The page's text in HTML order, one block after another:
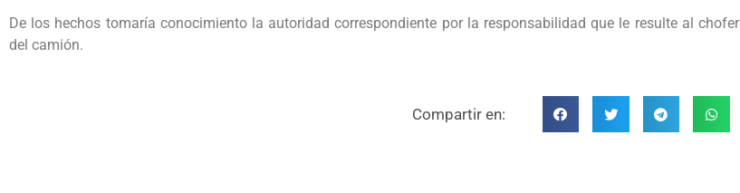
De los hechos tomaría conocimiento la autoridad correspondiente por la responsabilidad que le resulte al chofer
del camión.
Compartir en: